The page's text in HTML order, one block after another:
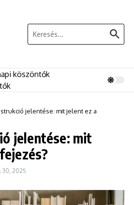
Keresés:
köszöntők
jelentése: mit jelent ez a
jelentése: mit
30, 2025